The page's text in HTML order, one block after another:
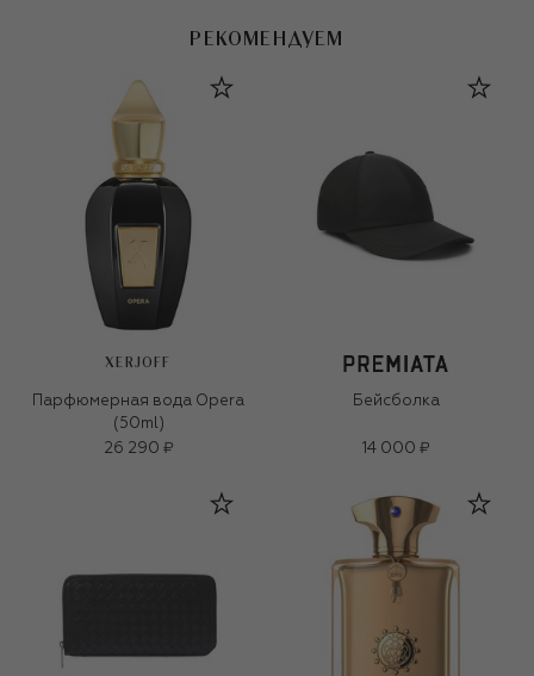
РЕКОМЕНДУЕМ
XERJOFF
Парфюмерная вода Opera
(50ml)
26 290 ₽
Бейсболка
14 000 ₽